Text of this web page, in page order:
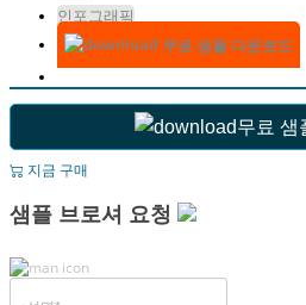
인포그래픽
무료 샘플 다운로드
무료 샘
지금 구매
샘플 브로셔 요청